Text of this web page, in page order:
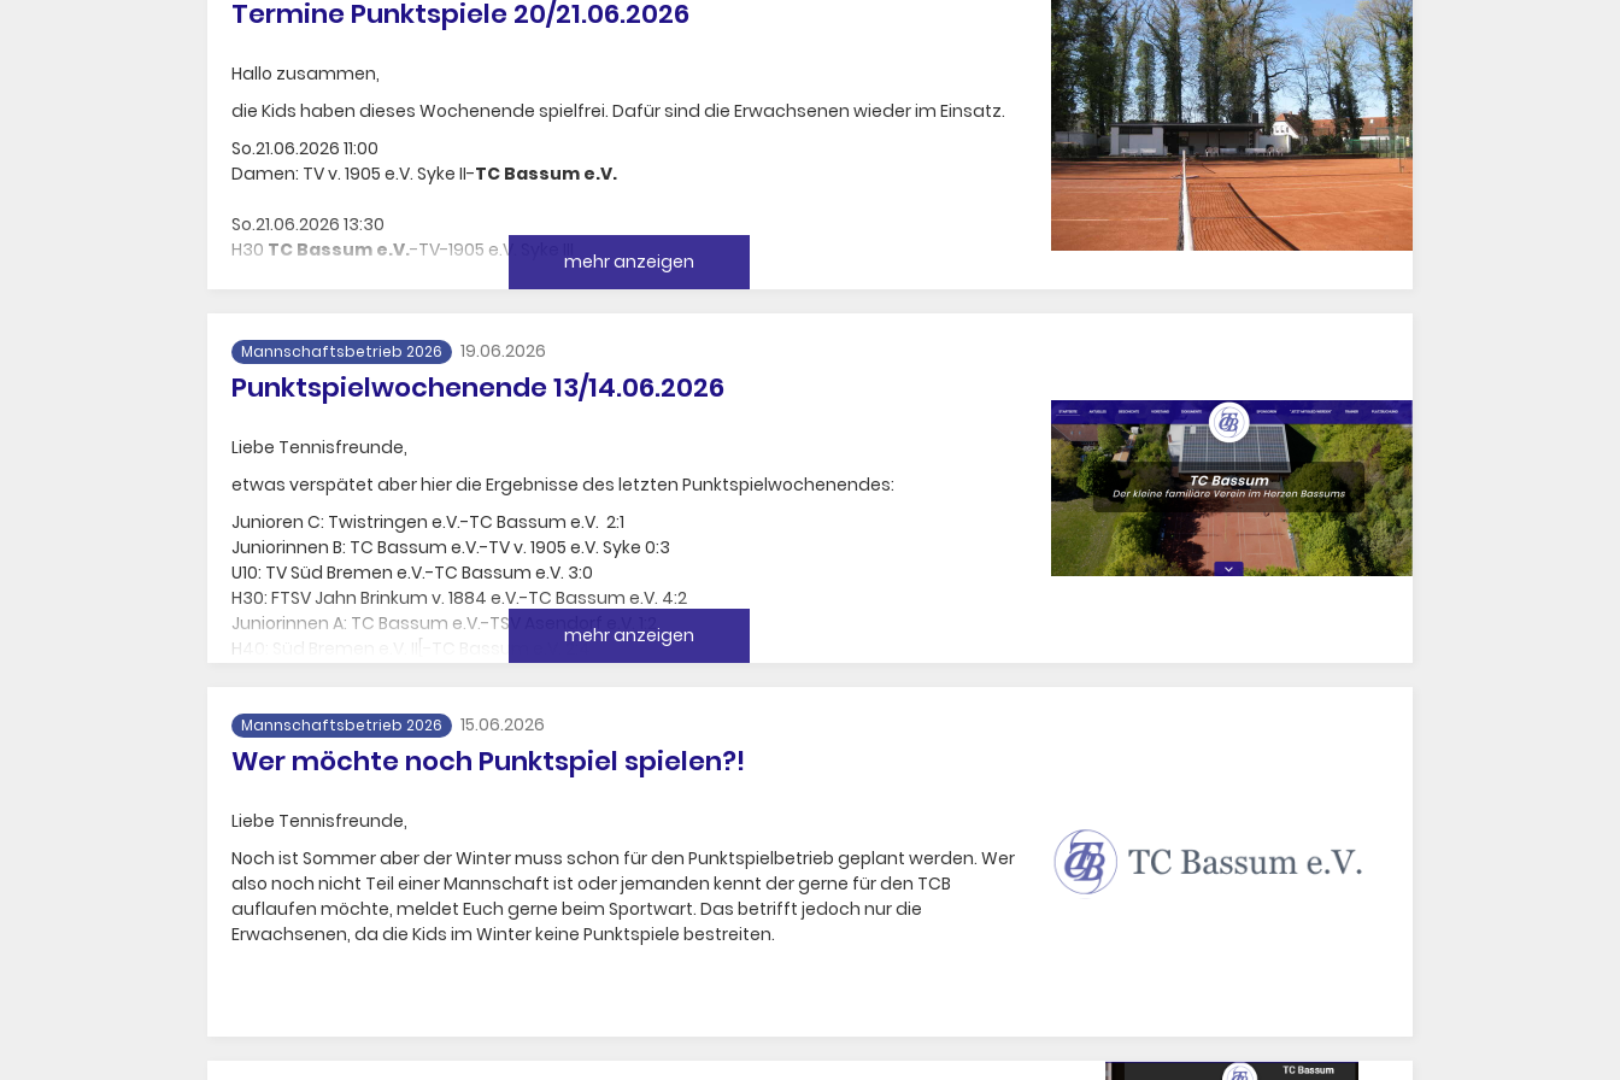
Termine Punktspiele 20/21.06.2026
Hallo zusammen,
die Kids haben dieses Wochenende spielfrei. Dafür sind die Erwachsenen wieder im Einsatz.
So.21.06.2026 11:00
Damen: TV v. 1905 e.V. Syke II-TC Bassum e.V.
So.21.06.2026 13:30
H30 TC Bassum e.V.-TV-1905 e.V. Syke III
Denkt daran, was unser Boris früher schon sagte: "Wenn ich nicht verliere, kann der andere
nicht gewinnen." :-)
Wünschen viel Erfolg!
mehr anzeigen
Mannschaftsbetrieb 2026 19.06.2026
Punktspielwochenende 13/14.06.2026
Liebe Tennisfreunde,
etwas verspätet aber hier die Ergebnisse des letzten Punktspielwochenendes:
Junioren C: Twistringen e.V.-TC Bassum e.V. 2:1
Juniorinnen B: TC Bassum e.V.-TV v. 1905 e.V. Syke 0:3
U10: TV Süd Bremen e.V.-TC Bassum e.V. 3:0
H30: FTSV Jahn Brinkum v. 1884 e.V.-TC Bassum e.V. 4:2
Juniorinnen A: TC Bassum e.V.-TSV Asendorf e.V. 1:2
H40: Süd Bremen e.V. II[-TC Bassum e.V. 2:4
Weiter geht´s dann an diesem Wochenende!
mehr anzeigen
Mannschaftsbetrieb 2026 15.06.2026
Wer möchte noch Punktspiel spielen?!
Liebe Tennisfreunde,
Noch ist Sommer aber der Winter muss schon für den Punktspielbetrieb geplant werden. Wer
also noch nicht Teil einer Mannschaft ist oder jemanden kennt der gerne für den TCB
auflaufen möchte, meldet Euch gerne beim Sportwart. Das betrifft jedoch nur die
Erwachsenen, da die Kids im Winter keine Punktspiele bestreiten.